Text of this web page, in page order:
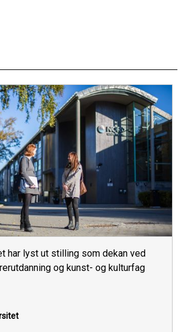
har lyst ut stilling som dekan ved
og kunst- og kulturfag